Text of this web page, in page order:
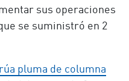
sus operaciones
se suministró en 2
pluma de columna